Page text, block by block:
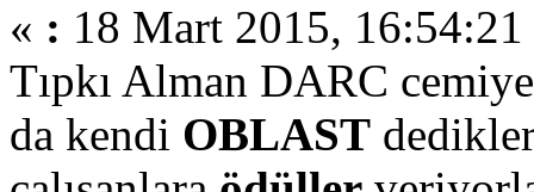
« : 18 Mart 2015, 16:54:21
Tıpkı Alman DARC
da kendi OBLAST